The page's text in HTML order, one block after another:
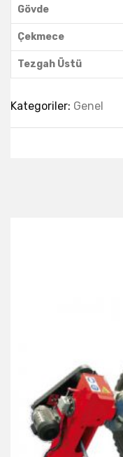
Gövde
Çekmece
Tezgah Üstü
Kategoriler: Genel